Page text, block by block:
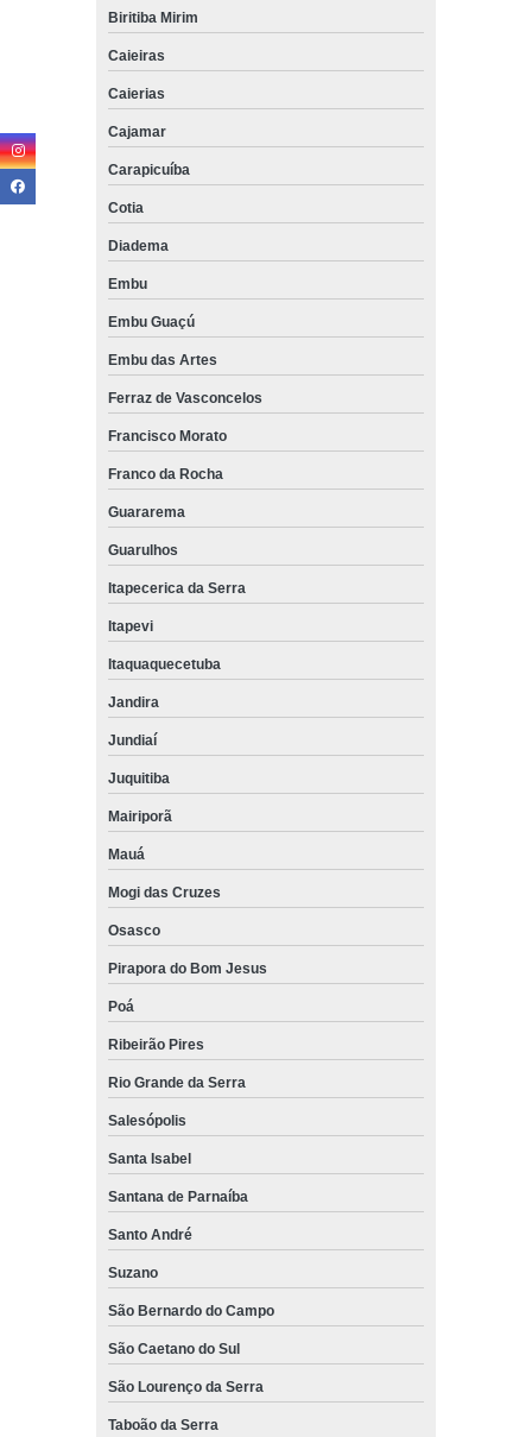
Biritiba Mirim
Caieiras
Caierias
Cajamar
Carapicuíba
Cotia
Diadema
Embu
Embu Guaçú
Embu das Artes
Ferraz de Vasconcelos
Francisco Morato
Franco da Rocha
Guararema
Guarulhos
Itapecerica da Serra
Itapevi
Itaquaquecetuba
Jandira
Jundiaí
Juquitiba
Mairiporã
Mauá
Mogi das Cruzes
Osasco
Pirapora do Bom Jesus
Poá
Ribeirão Pires
Rio Grande da Serra
Salesópolis
Santa Isabel
Santana de Parnaíba
Santo André
Suzano
São Bernardo do Campo
São Caetano do Sul
São Lourenço da Serra
Taboão da Serra